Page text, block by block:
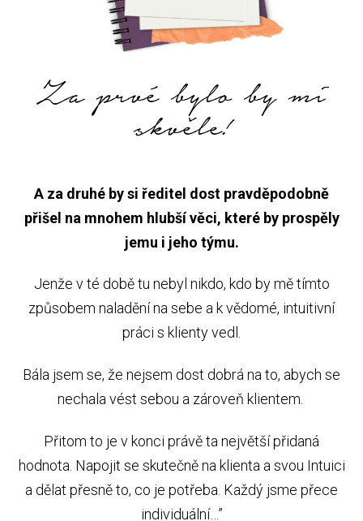
Za prvé bylo by mi
skvěle!
A za druhé by si ředitel dost pravděpodobně
přišel na mnohem hlubší věci, které by prospěly
jemu i jeho týmu.
Jenže v té době tu nebyl nikdo, kdo by mě tímto
způsobem naladění na sebe a k vědomé, intuitivní
práci s klienty vedl.
Bála jsem se, že nejsem dost dobrá na to, abych se
nechala vést sebou a zároveň klientem.
Přitom to je v konci právě ta největší přidaná
hodnota. Napojit se skutečně na klienta a svou Intuici
a dělat přesně to, co je potřeba. Každý jsme přece
individuální…”